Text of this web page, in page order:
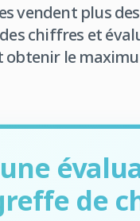
vendent plus
chiffres et
le
de